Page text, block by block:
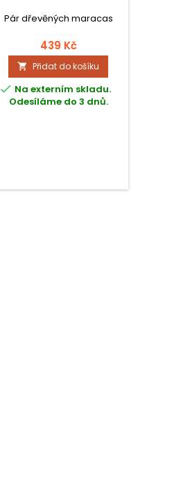
Pár dřevěných maracas
439 Kč
 Přidat do košíku
 Na externím skladu.
Odesíláme do 3 dnů.